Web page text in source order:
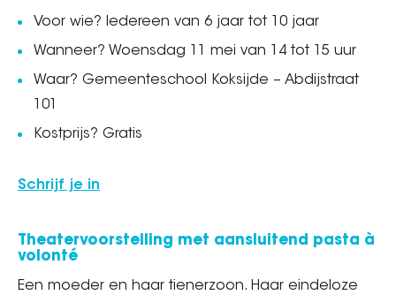
Voor wie? Iedereen van 6 jaar tot 10 jaar
Wanneer? Woensdag 11 mei van 14 tot 15 uur
Waar? Gemeenteschool Koksijde – Abdijstraat
101
Kostprijs? Gratis
Schrijf je in
Theatervoorstelling met aansluitend pasta à
volonté
Een moeder en haar tienerzoon. Haar eindeloze